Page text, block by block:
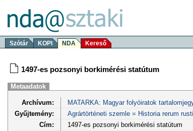
Szótár KOPI NDA Kereső
1497-es pozsonyi borkimérési statútum
Metaadatok
Archívum:
MATARKA: Magyar folyóiratok
Gyűjtemény:
Agrártörténeti szemle = Historia rerum
Cím:
1497-es pozsonyi borkimérési statútum